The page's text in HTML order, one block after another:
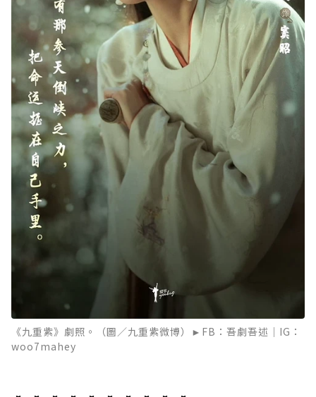
《九重紫》劇照。（圖／九重紫微博）►FB：吾劇吾述｜IG：
woo7mahey